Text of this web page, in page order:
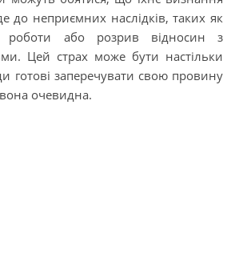
до неприємних наслідків, таких як
роботи або розрив відносин з
Цей страх може бути настільки
заперечувати свою провину
очевидна.